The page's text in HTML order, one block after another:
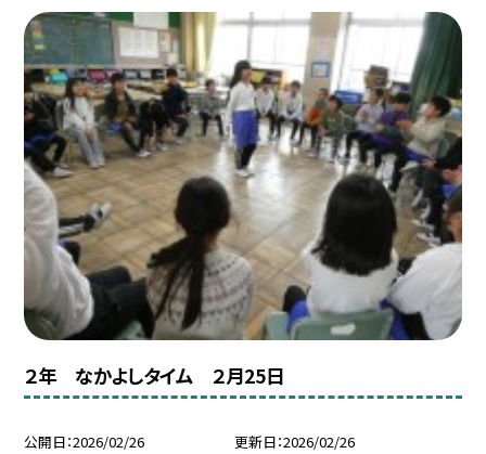
２年 なかよしタイム ２月25日
公開日 2026/02/26 更新日 2026/02/26